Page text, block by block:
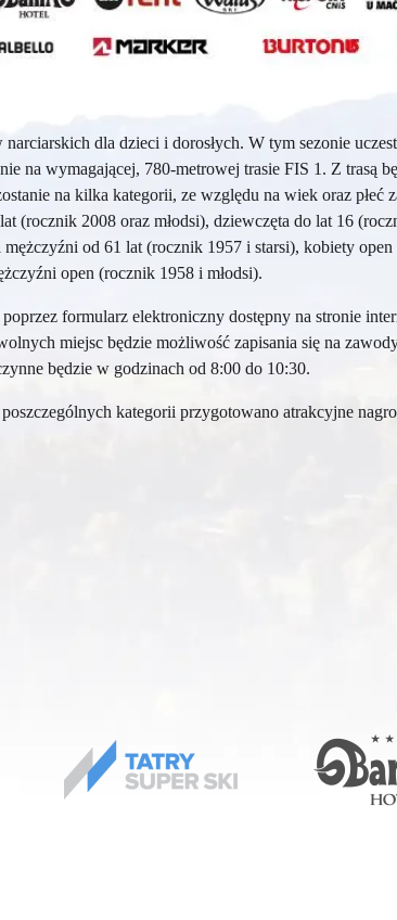
dla dzieci i dorosłych. W tym sezonie
na wymagającej, 780-metrowej trasie FIS 1. Z trasą
na kilka kategorii, ze względu na wiek oraz płeć
(rocznik 2008 oraz młodsi), dziewczęta do lat 16
od 61 lat (rocznik 1957 i starsi), kobiety
open (rocznik 1958 i młodsi).
formularz elektroniczny dostępny na stronie
miejsc będzie możliwość zapisania się na
będzie w godzinach od 8:00 do 10:30.
kategorii przygotowano atrakcyjne